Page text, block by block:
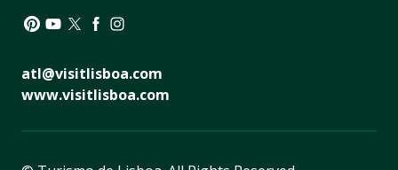
atl@visitlisboa.com
www.visitlisboa.com